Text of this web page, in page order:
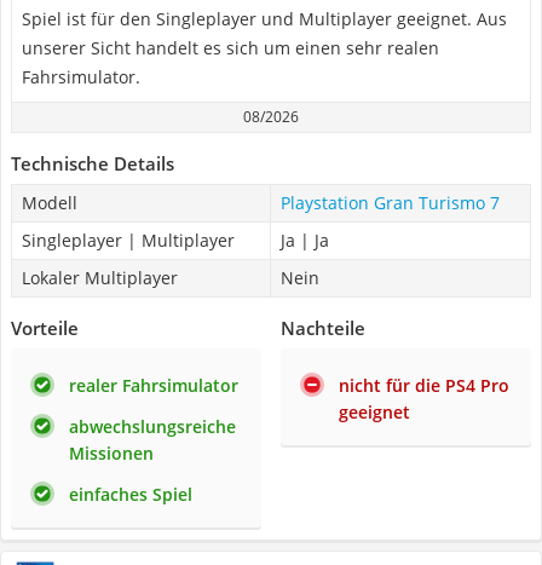
Spiel ist für den Singleplayer und Multiplayer geeignet. Aus
unserer Sicht handelt es sich um einen sehr realen
Fahrsimulator.
08/2026
Technische Details
Modell
Playstation Gran Turismo 7
Singleplayer | Multiplayer
Ja | Ja
Lokaler Multiplayer
Nein
Vorteile
realer Fahrsimulator
abwechslungsreiche
Missionen
einfaches Spiel
Nachteile
nicht für die PS4 Pro
geeignet